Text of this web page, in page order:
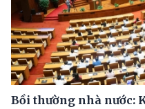
Bồi thường nhà nước: